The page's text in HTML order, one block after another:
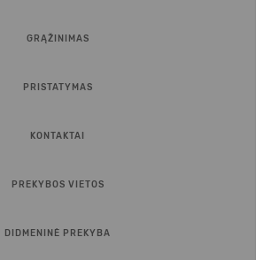
GRĄŽINIMAS
PRISTATYMAS
KONTAKTAI
PREKYBOS VIETOS
DIDMENINĖ PREKYBA